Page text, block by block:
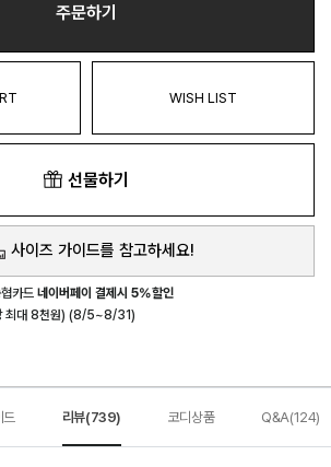
주문하기
WISH LIST
선물하기
사이즈 가이드를 참고하세요!
협카드네이버페이 결제시 5%할인
최대 8천원) (8/5~8/31)
드 리뷰(739) 코디상품 Q&A(124)